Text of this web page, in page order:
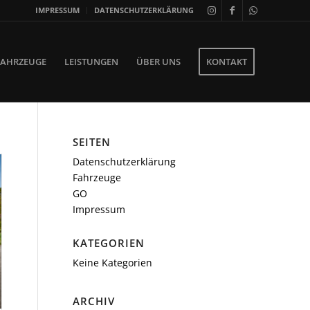
IMPRESSUM DATENSCHUTZERKLÄRUNG
LEISTUNGEN ÜBER UNS KONTAKT
SEITEN
Datenschutzerklärung
Fahrzeuge
GO
Impressum
KATEGORIEN
Keine Kategorien
ARCHIV